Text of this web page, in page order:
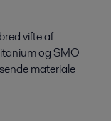
vifte af
og SMO
materiale